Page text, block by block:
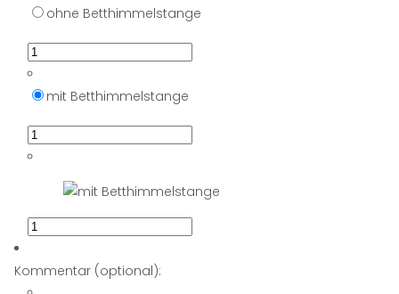
ohne Betthimmelstange
mit Betthimmelstange
Kommentar (optional):